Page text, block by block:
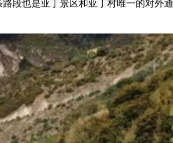
段也是亚丁景区和亚丁村唯一的对外